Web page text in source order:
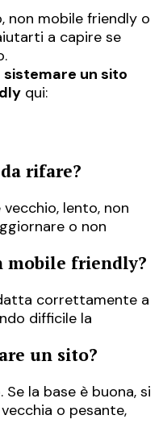
non mobile friendly o
a capire se
sistemare un sito
qui:
rifare?
lento, non
o non
mobile friendly?
correttamente a
difficile la
un sito?
la base è buona, si
o pesante,